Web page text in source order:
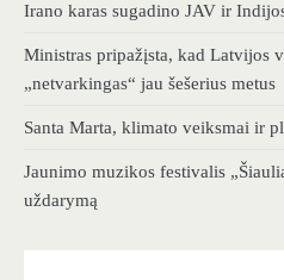
Irano karas sugadino JAV ir
Ministras pripažįsta, kad Latvijos
„netvarkingas“ jau šešerius metus
Santa Marta, klimato veiksmai ir
Jaunimo muzikos festivalis
uždarymą